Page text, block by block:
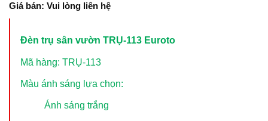
Giá bán: Vui lòng liên hệ
Đèn trụ sân vườn TRỤ-113 Euroto
Mã hàng: TRỤ-113
Màu ánh sáng lựa chọn:
Ánh sáng trắng